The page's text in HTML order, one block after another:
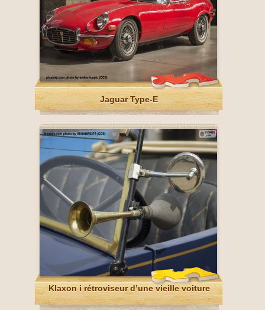
Jaguar Type-E
Klaxon i rétroviseur d’une vieille voiture